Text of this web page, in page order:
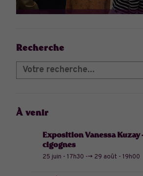
Recherche
À venir
Exposition Vanessa Kuzay
cigognes
25 juin - 17h30 --> 29 août - 19h00